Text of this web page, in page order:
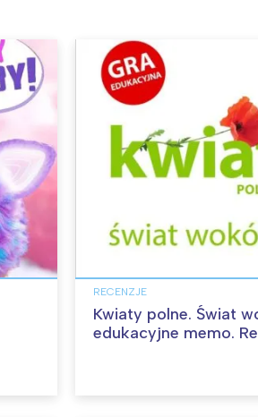
RECENZJE
Kwiaty polne. Świat
edukacyjne memo.